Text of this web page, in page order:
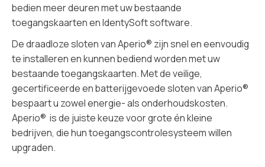
bedien meer deuren met uw bestaande
toegangskaarten en IdentySoft software.
De draadloze sloten van Aperio® zijn snel en eenvoudig
te installeren en kunnen bediend worden met uw
bestaande toegangskaarten. Met de veilige,
gecertificeerde en batterijgevoede sloten van Aperio®
bespaart u zowel energie- als onderhoudskosten.
Aperio® is de juiste keuze voor grote én kleine
bedrijven, die hun toegangscontrolesysteem willen
upgraden.